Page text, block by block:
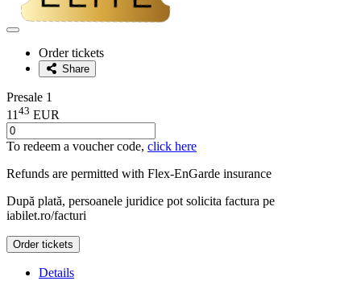
Adaugă
favoriteOrder tickets
Share
Presale 1
11 43 EUR
To redeem a voucher code, click here
Refunds are permitted with Flex-EnGarde insurance
După plată, persoanele juridice pot solicita factura pe
iabilet.ro/facturi
Order tickets
Details